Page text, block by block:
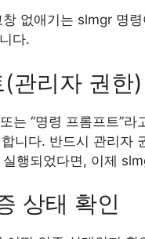
없애기는 slmgr 명
다.
관리자 권한
는 “명령 프롬프트”
니다. 반드시 관리
행되었다면, 이제
상태 확인